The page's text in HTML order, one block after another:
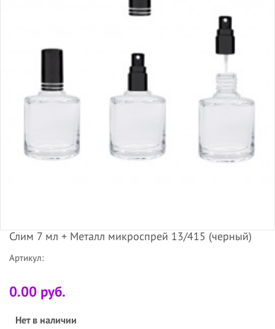
Слим 7 мл + Металл микроспрей 13/415 (черный)
Артикул:
0.00 руб.
Нет в наличии